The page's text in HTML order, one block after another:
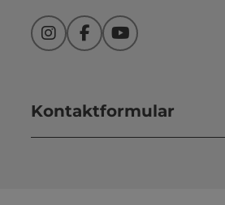
InstagramFacebookYouTube
Kontaktformular